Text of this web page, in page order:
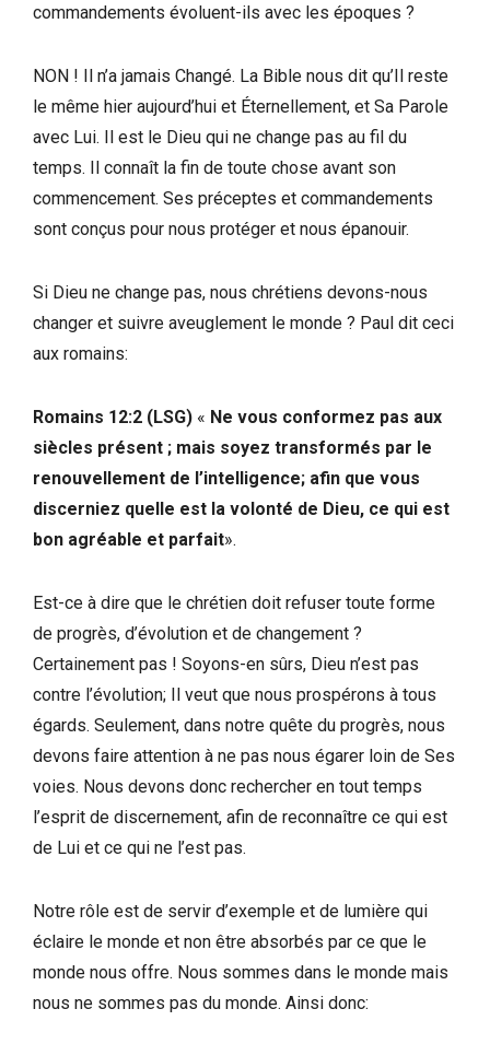
commandements évoluent-ils avec les époques ?
NON ! Il n’a jamais Changé. La Bible nous dit qu’Il reste
le même hier aujourd’hui et Éternellement, et Sa Parole
avec Lui. Il est le Dieu qui ne change pas au fil du
temps. Il connaît la fin de toute chose avant son
commencement. Ses préceptes et commandements
sont conçus pour nous protéger et nous épanouir.
Si Dieu ne change pas, nous chrétiens devons-nous
changer et suivre aveuglement le monde ? Paul dit ceci
aux romains:
Romains 12:2 (LSG) « Ne vous conformez pas aux
siècles présent ; mais soyez transformés par le
renouvellement de l’intelligence; afin que vous
discerniez quelle est la volonté de Dieu, ce qui est
bon agréable et parfait».
Est-ce à dire que le chrétien doit refuser toute forme
de progrès, d’évolution et de changement ?
Certainement pas ! Soyons-en sûrs, Dieu n’est pas
contre l’évolution; Il veut que nous prospérons à tous
égards. Seulement, dans notre quête du progrès, nous
devons faire attention à ne pas nous égarer loin de Ses
voies. Nous devons donc rechercher en tout temps
l’esprit de discernement, afin de reconnaître ce qui est
de Lui et ce qui ne l’est pas.
Notre rôle est de servir d’exemple et de lumière qui
éclaire le monde et non être absorbés par ce que le
monde nous offre. Nous sommes dans le monde mais
nous ne sommes pas du monde. Ainsi donc: